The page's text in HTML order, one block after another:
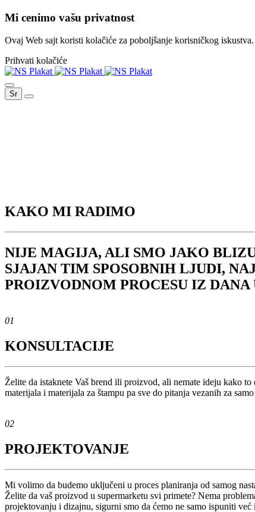
Mi cenimo vašu privatnost
Ovaj Web sajt koristi kolačiće za poboljšanje korisničkog
Prihvati kolačiće
Sr
KAKO MI RADIMO
NIJE MAGIJA, ALI SMO JAKO
SJAJAN TIM SPOSOBNIH LJUDI,
PROIZVODNOM PROCESU IZ DANA
01
KONSULTACIJE
Želite da istaknete Vaš brend ili proizvod, ali nemate ideju kako
materijala i materijala za štampu pa sve do pitanja vezanih za
02
PROJEKTOVANJE
Mi volimo da budemo uključeni u proces planiranja od samog
Želite da vaš proizvod u supermarketu svi primete? Nema
projektovanju i dizajnu, sigurni smo da ćemo ne samo ispuniti već